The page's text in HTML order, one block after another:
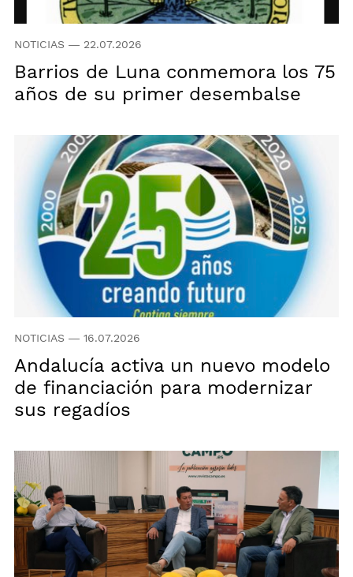
NOTICIAS — 22.07.2026
Barrios de Luna conmemora los 75
años de su primer desembalse
NOTICIAS — 16.07.2026
Andalucía activa un nuevo modelo
de financiación para modernizar
sus regadíos